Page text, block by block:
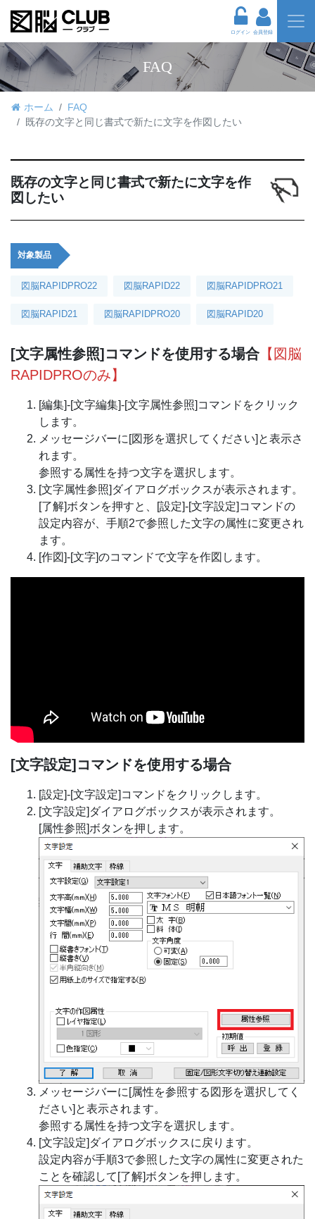
ログイン 会員登録
FAQ
ホーム
FAQ
既存の文字と同じ書式で新たに文字を作図したい
既存の文字と同じ書式で新たに文字を作
図したい
対象製品
図脳RAPIDPRO22 図脳RAPID22 図脳RAPIDPRO21
図脳RAPID21 図脳RAPIDPRO20 図脳RAPID20
[文字属性参照]コマンドを使用する場合 【図脳
RAPIDPROのみ】
[編集]-[文字編集]-[文字属性参照]コマンドをクリック
します。
メッセージバーに[図形を選択してください]と表示さ
れます。
参照する属性を持つ文字を選択します。
[文字属性参照]ダイアログボックスが表示されます。
[了解]ボタンを押すと、[設定]-[文字設定]コマンドの
設定内容が、手順2で参照した文字の属性に変更され
ます。
[作図]-[文字]のコマンドで文字を作図します。
[文字設定]コマンドを使用する場合
[設定]-[文字設定]コマンドをクリックします。
[文字設定]ダイアログボックスが表示されます。
[属性参照]ボタンを押します。
メッセージバーに[属性を参照する図形を選択してく
ださい]と表示されます。
参照する属性を持つ文字を選択します。
[文字設定]ダイアログボックスに戻ります。
設定内容が手順3で参照した文字の属性に変更された
ことを確認して[了解]ボタンを押します。